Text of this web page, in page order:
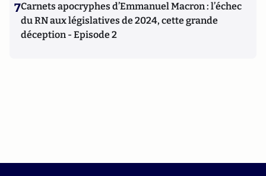
7Carnets apocryphes d’Emmanuel Macron : l’échec
du RN aux législatives de 2024, cette grande
déception - Episode 2